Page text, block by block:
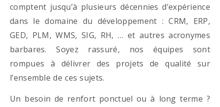
comptent jusqu’à plusieurs décennies d’expérience
dans le domaine du développement : CRM, ERP,
GED, PLM, WMS, SIG, RH, … et autres acronymes
barbares. Soyez rassuré, nos équipes sont
rompues à délivrer des projets de qualité sur
l’ensemble de ces sujets.
Un besoin de renfort ponctuel ou à long terme ?